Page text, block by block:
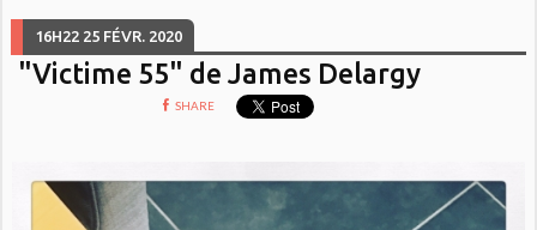
16H22 25 FÉVR. 2020
"Victime 55" de James Delargy
SHARE